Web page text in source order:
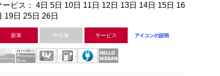
ービス： 4日 5日 10日 11日 12日 13日 14日 15日 16
19日 25日 26日
新車 中古車 サービス アイコンの説明